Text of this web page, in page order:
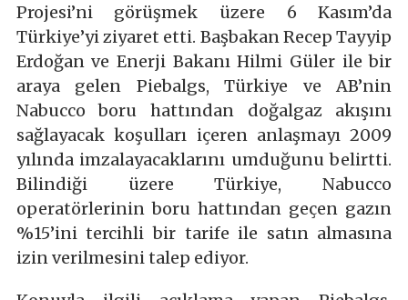
Projesi’ni görüşmek üzere 6 Kasım’da
Türkiye’yi ziyaret etti. Başbakan Recep Tayyip
Erdoğan ve Enerji Bakanı Hilmi Güler ile bir
araya gelen Piebalgs, Türkiye ve AB’nin
Nabucco boru hattından doğalgaz akışını
sağlayacak koşulları içeren anlaşmayı 2009
yılında imzalayacaklarını umduğunu belirtti.
Bilindiği üzere Türkiye, Nabucco
operatörlerinin boru hattından geçen gazın
%15’ini tercihli bir tarife ile satın almasına
izin verilmesini talep ediyor.